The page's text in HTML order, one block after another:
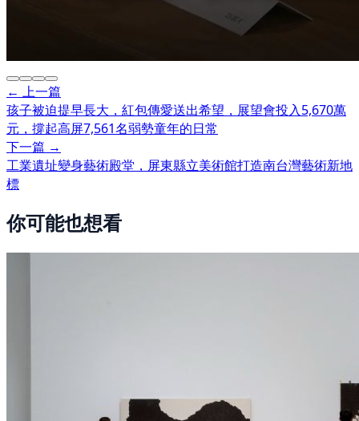
← 上一篇
孩子被迫提早長大，紅包傳愛送出希望，展望會投入5,670萬
元，撐起高屏7,561名弱勢童年的日常
下一篇 →
工業遺址變身藝術殿堂，屏東縣立美術館打造南台灣藝術新地
標
你可能也想看